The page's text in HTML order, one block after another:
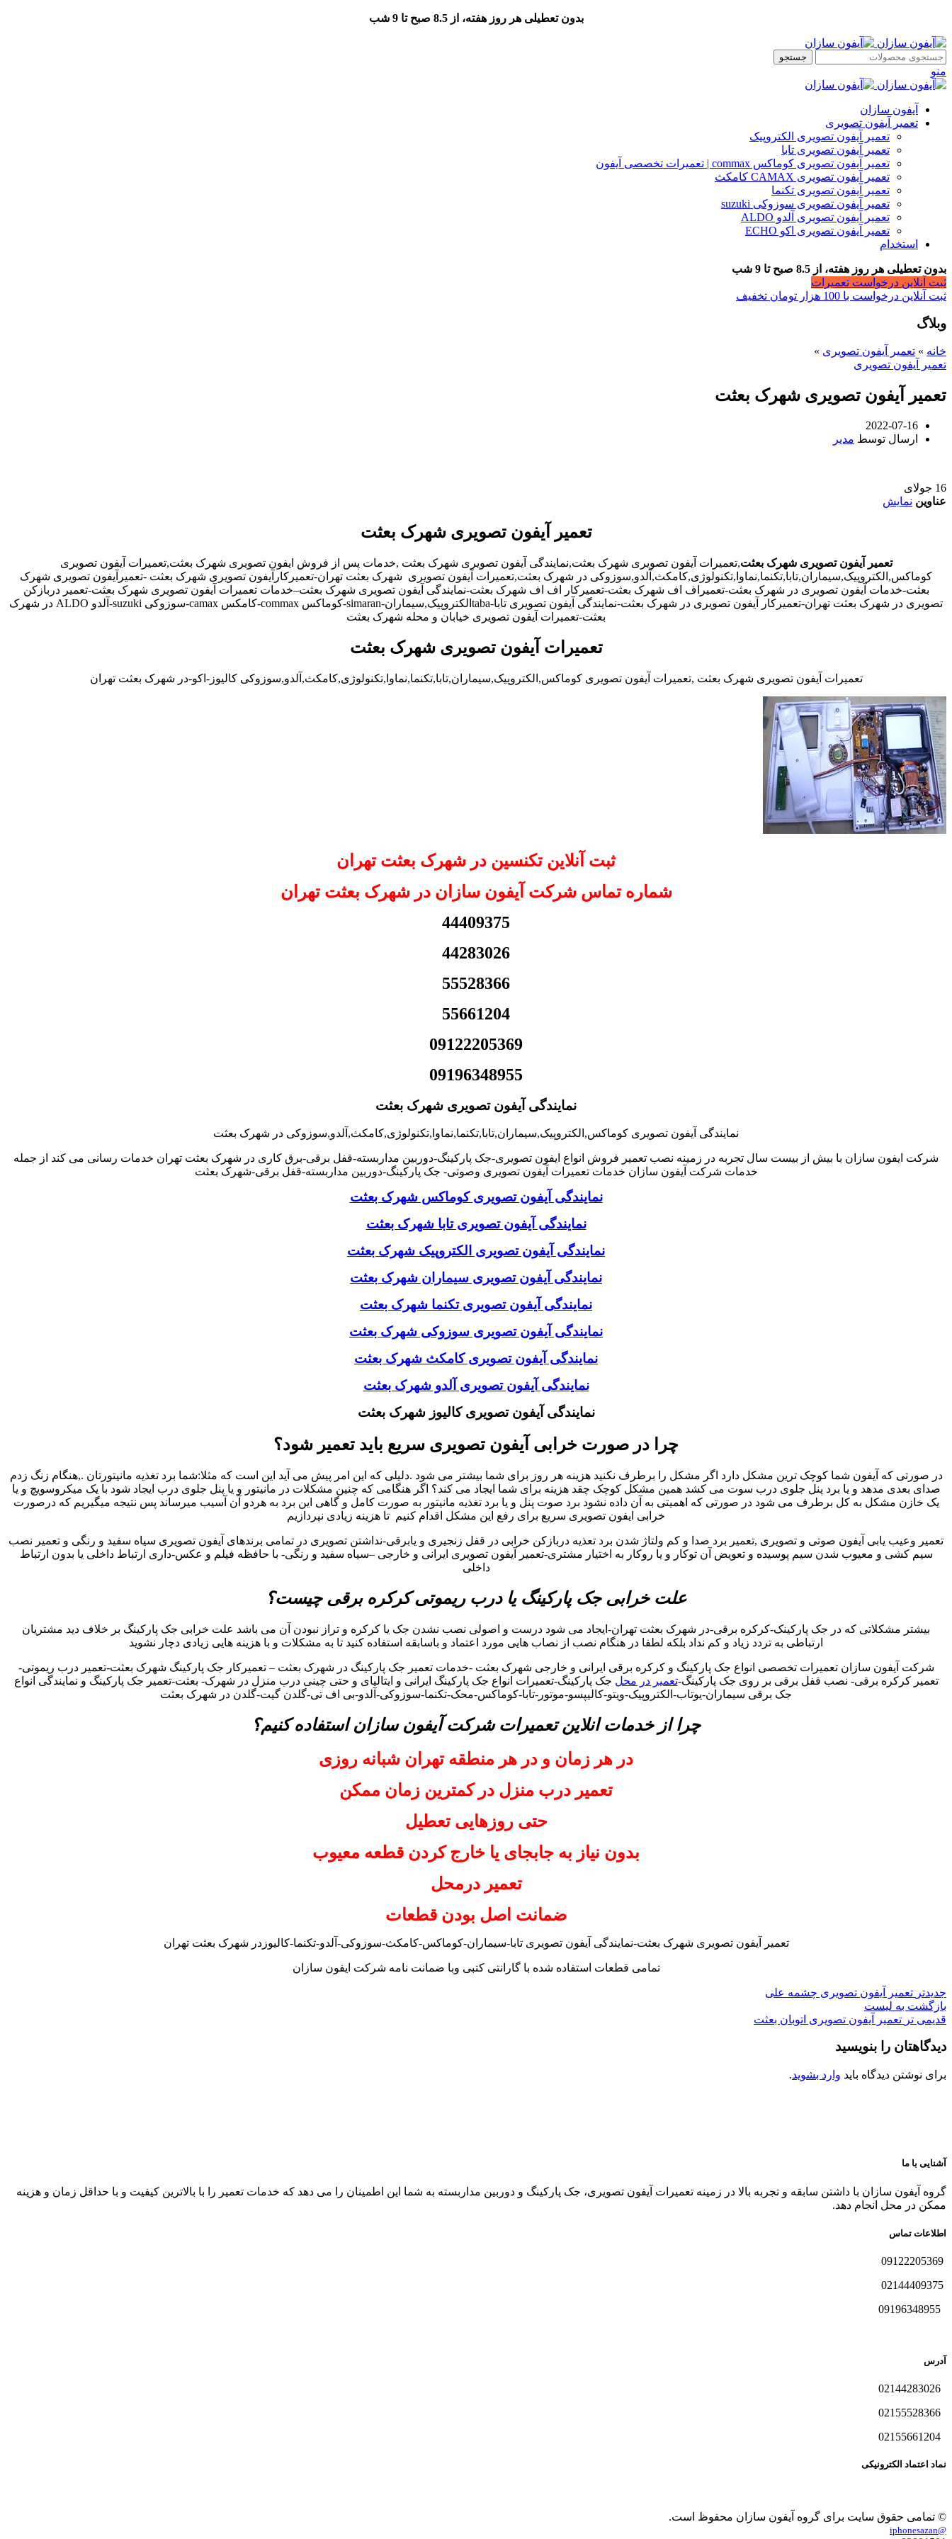
بدون تعطیلی هر روز هفته، از 8.5 صبح تا 9 شب
جستجو
منو
آیفون سازان
تعمیر آیفون تصویری
تعمیر آیفون تصویری الکتروپیک
تعمیر آیفون تصویری تابا
تعمیر آیفون تصویری کوماکس commax | تعمیرات تخصصی آیفون
تعمیر آیفون تصویری CAMAX کامکث
تعمیر آیفون تصویری تکنما
تعمیر آیفون تصویری سوزوکی suzuki
تعمیر آیفون تصویری آلدو ALDO
تعمیر آیفون تصویری اکو ECHO
استخدام
بدون تعطیلی هر روز هفته، از 8.5 صبح تا 9 شب
ثبت آنلاین درخواست تعمیرات
ثبت آنلاین درخواست با 100 هزار تومان تخفیف
وبلاگ
خانه » تعمیر آیفون تصویری »
تعمیر آیفون تصویری
تعمیر آیفون تصویری شهرک بعثت
2022-07-16
ارسال توسط مدیر
16 جولای
عناوین نمایش
تعمیر آیفون تصویری شهرک بعثت
تعمیر آیفون تصویری شهرک بعثت,تعمیرات آیفون تصویری شهرک بعثت,نمایندگی آیفون تصویری شهرک بعثت ,خدمات پس از فروش ایفون تصویری شهرک بعثت,تعمیرات آیفون تصویری
کوماکس,الکتروپیک,سیماران,تابا,تکنما,نماوا,تکنولوژی,کامکث,آلدو,سوزوکی در شهرک بعثت,تعمیرات آیفون تصویری شهرک بعثت تهران-تعمیرکارآیفون تصویری شهرک بعثت -تعمیرآیفون تصویری شهرک
بعثت-خدمات آیفون تصویری در شهرک بعثت-تعمیراف اف شهرک بعثت-تعمیرکار اف اف شهرک بعثت-نمایندگی آیفون تصویری شهرک بعثت–خدمات تعمیرات آیفون تصویری شهرک بعثت-تعمیر دربازکن
تصویری در شهرک بعثت تهران-تعمیرکار آیفون تصویری در شهرک بعثت-نمایندگی آیفون تصویری تابا-tabaالکتروپیک,سیماران-simaran-کوماکس commax-کامکس camax-سوزوکی suzuki-آلدو ALDO در شهرک
بعثت-تعمیرات آیفون تصویری خیابان و محله شهرک بعثت
تعمیرات آیفون تصویری شهرک بعثت
تعمیرات آیفون تصویری شهرک بعثت ,تعمیرات آیفون تصویری کوماکس,الکتروپیک,سیماران,تابا,تکنما,نماوا,تکنولوژی,کامکث,آلدو,سوزوکی کالیوز-اکو-در شهرک بعثت تهران
ثبت آنلاین تکنسین در شهرک بعثت تهران
شماره تماس شرکت آیفون سازان در شهرک بعثت تهران
44409375
44283026
55528366
55661204
09122205369
09196348955
نمایندگی آیفون تصویری شهرک بعثت
نمایندگی آیفون تصویری کوماکس,الکتروپیک,سیماران,تابا,تکنما,نماوا,تکنولوژی,کامکث,آلدو,سوزوکی در شهرک بعثت
شرکت ایفون سازان با بیش از بیست سال تجربه در زمینه نصب تعمیر فروش انواع ایفون تصویری-جک پارکینگ-دوربین مداربسته-قفل برقی-برق کاری در شهرک بعثت تهران خدمات رسانی می کند از جمله
خدمات شرکت آیفون سازان خدمات تعمیرات آیفون تصویری وصوتی- جک پارکینگ-دوربین مداربسته-قفل برقی-شهرک بعثت
نمایندگی آیفون تصویری کوماکس شهرک بعثت
نمایندگی آیفون تصویری تابا شهرک بعثت
نمایندگی آیفون تصویری الکتروپیک شهرک بعثت
نمایندگی آیفون تصویری سیماران شهرک بعثت
نمایندگی آیفون تصویری تکنما شهرک بعثت
نمایندگی آیفون تصویری سوزوکی شهرک بعثت
نمایندگی آیفون تصویری کامکث شهرک بعثت
نمایندگی آیفون تصویری آلدو شهرک بعثت
نمایندگی آیفون تصویری کالیوز شهرک بعثت
چرا در صورت خرابی آیفون تصویری سریع باید تعمیر شود؟
در صورتی که آیفون شما کوچک ترین مشکل دارد اگر مشکل را برطرف نکنید هزینه هر روز برای شما بیشتر می شود .دلیلی که این امر پیش می آید این است که مثلا:شما برد تغذیه مانیتورتان .,هنگام زنگ زدم
صدای بعدی مدهد و یا برد پنل جلوی درب سوت می کشد همین مشکل کوچک چقد هزینه برای شما ایجاد می کند؟ اگر هنگامی که چنین مشکلات در مانیتور و یا پنل جلوی درب ایجاد شود با یک میکروسویچ و یا
یک خازن مشکل به کل برطرف می شود در صورتی که اهمیتی به آن داده نشود برد صوت پنل و یا برد تغذیه مانیتور به صورت کامل و گاهی این برد به هردو آن آسیب میرساند پس نتیجه میگیریم که درصورت
خرابی ایفون تصویری سریع برای رفع این مشکل اقدام کنیم تا هزینه زیادی نپردازیم
تعمیر وعیب یابی آیفون صوتی و تصویری ,تعمیر برد صدا و کم ولتاژ شدن برد تعذیه دربازکن خرابی در قفل زنجیری و یابرقی-نداشتن تصویری در تمامی برندهای آیفون تصویری سیاه سفید و رنگی و تعمیر نصب
سیم کشی و معیوب شدن سیم پوسیده و تعویض آن توکار و یا روکار به اختیار مشتری-تعمیر آیفون تصویری ایرانی و خارجی –سیاه سفید و رنگی- با حافظه فیلم و عکس-داری ارتباط داخلی یا بدون ارتباط
داخلی
علت خرابی جک پارکینگ یا درب ریموتی کرکره برقی چیست؟
بیشتر مشکلاتی که در جک پارکینک-کرکره برقی-در شهرک بعثت تهران-ایجاد می شود درست و اصولی نصب نشدن جک یا کرکره و تراز نبودن آن می باشد علت خرابی جک پارکینگ بر خلاف دید مشتریان
ارتباطی به تردد زیاد و کم نداد بلکه لطفا در هنگام نصب از نصاب هایی مورد اعتماد و باسابقه استفاده کنید تا به مشکلات و با هزینه هایی زیادی دچار نشوید
شرکت آیفون سازان تعمیرات تخصصی انواع جک پارکینگ و کرکره برقی ایرانی و خارجی شهرک بعثت -خدمات تعمیر جک پارکینگ در شهرک بعثت – تعمیرکار جک پارکینگ شهرک بعثت-تعمیر درب ریموتی-
تعمیر کرکره برقی- نصب قفل برقی بر روی جک پارکینگ-تعمیر در محل جک پارکینگ-تعمیرات انواع جک پارکینگ ایرانی و ایتالیای و حتی چینی درب منزل در شهرک- بعثت-تعمیر جک پارکینگ و نمایندگی انواع
جک برقی سیماران-یوتاب-الکتروپیک-ویتو-کالیپسو-موتور-تابا-کوماکس-محک-تکنما-سوزوکی-آلدو-بی اف تی-گلدن گیت-گلدن در شهرک بعثت
چرا از خدمات انلاین تعمیرات شرکت آیفون سازان استفاده کنیم؟
در هر زمان و در هر منطقه تهران شبانه روزی
تعمیر درب منزل در کمترین زمان ممکن
حتی روزهایی تعطیل
بدون نیاز به جابجای یا خارج کردن قطعه معیوب
تعمیر درمحل
ضمانت اصل بودن قطعات
تعمیر آیفون تصویری شهرک بعثت-نمایندگی آیفون تصویری تابا-سیماران-کوماکس-کامکث-سوزوکی-آلدو-تکنما-کالیوزدر شهرک بعثت تهران
تمامی قطعات استفاده شده با گارانتی کتبی وبا ضمانت نامه شرکت ایفون سازان
جدیدتر تعمیر آیفون تصویری چشمه علی
بازگشت به لیست
قدیمی تر تعمیر آیفون تصویری اتوبان بعثت
دیدگاهتان را بنویسید
برای نوشتن دیدگاه باید وارد بشوید.
آشنایی با ما
گروه آیفون سازان با داشتن سابقه و تجربه بالا در زمینه تعمیرات آیفون تصویری، جک پارکینگ و دوربین مداربسته به شما این اطمینان را می دهد که خدمات تعمیر را با بالاترین کیفیت و با حداقل زمان و هزینه
ممکن در محل انجام دهد.
اطلاعات تماس
آدرس
نماد اعتماد الکترونیکی
© تمامی حقوق سایت برای گروه آیفون سازان محفوظ است.
@iphonesazan